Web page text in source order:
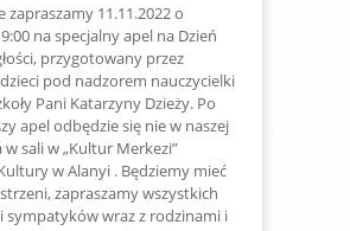
zapraszamy 11.11.2022 o
na specjalny apel na Dzień
przygotowany przez
pod nadzorem nauczycielki
Pani Katarzyny Dzieży. Po
apel odbędzie się nie w naszej
w sali w „Kultur Merkezi”
w Alanyi . Będziemy mieć
zapraszamy wszystkich
sympatyków wraz z rodzinami i